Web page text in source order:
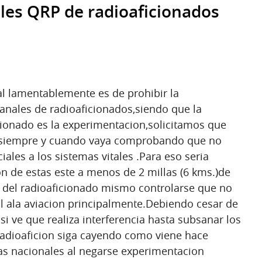
QRP de radioaficionados
lamentablemente es de prohibir la
de radioaficionados,siendo que la
es la experimentacion,solicitamos que
y cuando vaya comprobando que no
a los sistemas vitales .Para eso seria
de estas este a menos de 2 millas (6 kms.)de
radioaficionado mismo controlarse que no
aviacion principalmente.Debiendo cesar de
ve que realiza interferencia hasta subsanar los
siga cayendo como viene hace
nacionales al negarse experimentacion